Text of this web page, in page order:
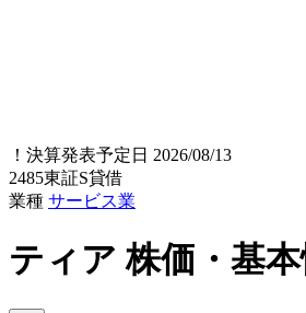
！ 決算発表予定日 2026/08/13
2485東証S貸借
業種 サービス業
ティア株価・基